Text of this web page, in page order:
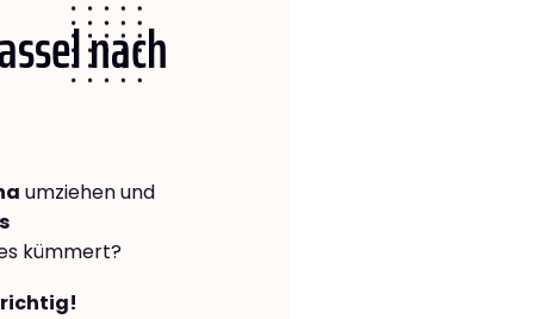
nach
umziehen und
kümmert?
richtig!